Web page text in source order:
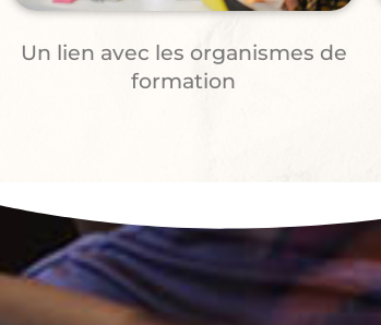
Un lien avec les organismes de
formation